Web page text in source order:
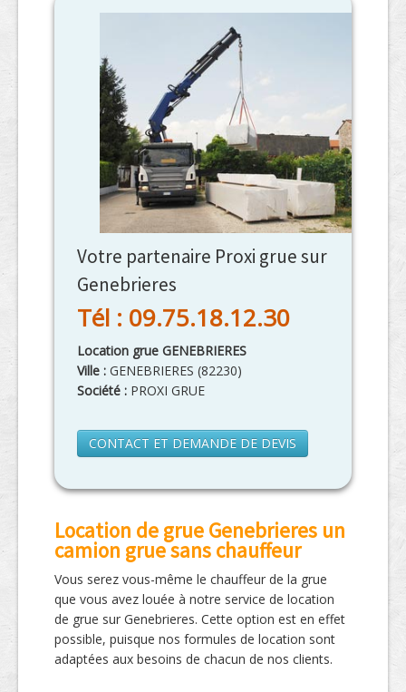
Votre partenaire Proxi grue sur
Genebrieres
Tél : 09.75.18.12.30
Location grue GENEBRIERES
Ville : GENEBRIERES (82230)
Société : PROXI GRUE
CONTACT ET DEMANDE DE DEVIS
Location de grue Genebrieres un
camion grue sans chauffeur
Vous serez vous-même le chauffeur de la grue
que vous avez louée à notre service de location
de grue sur Genebrieres. Cette option est en effet
possible, puisque nos formules de location sont
adaptées aux besoins de chacun de nos clients.